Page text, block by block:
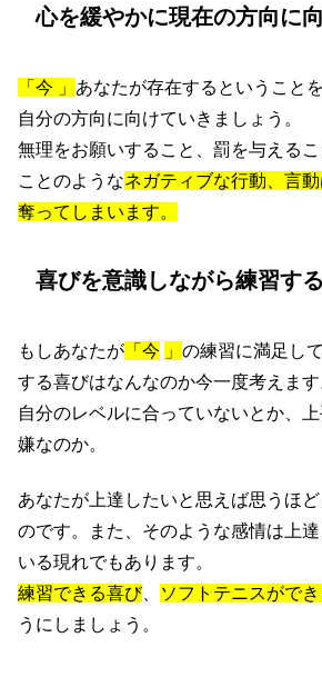
心を緩やかに現在の方向に
「今 」 あなたが存在するということ
自分の方向に向けていきましょう。
無理をお願いすること、罰を与える
ことのようなネガティブな行動、言
奪ってしまいます。
喜びを意識しながら練習する
もしあなたが 「今 」 の練習に満足し
する喜びはなんなのか今一度考えます
自分のレベルに合っていないとか、
嫌なのか。
あなたが上達したいと思えば思うほ
のです。また、そのような感情は上
いる現れでもあります。
練習できる喜び、 ソフトテニスがで
うにしましょう。